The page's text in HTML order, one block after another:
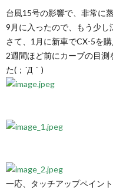
台風15号の影響で、非常に
9月に入ったので、もう少し
さて、1月に新車でCX-5を購
2週間ほど前にカーブの目
た(；´Д｀)
一応、タッチアップペイン